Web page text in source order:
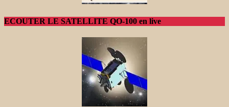
ECOUTER LE SATELLITE QO-100 en live